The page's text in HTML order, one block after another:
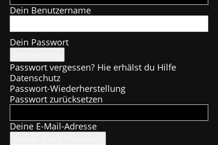
Dein Benutzername
Dein Passwort
Passwort vergessen? Hie erhälst du Hilfe
Datenschutz
Passwort-Wiederherstellung
Passwort zurücksetzen
Deine E-Mail-Adresse